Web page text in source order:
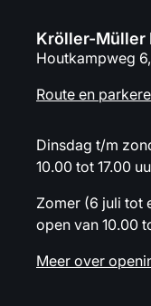
Kröller-Müller
Houtkampweg
Route en
Dinsdag t/m
10.00 tot 17.00
Zomer (6 juli tot
open van 10.00
Meer over